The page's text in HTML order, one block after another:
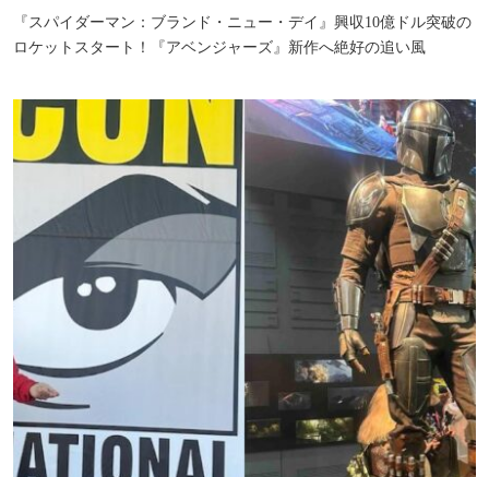
『スパイダーマン：ブランド・ニュー・デイ』興収10億ドル突破の
ロケットスタート！『アベンジャーズ』新作へ絶好の追い風